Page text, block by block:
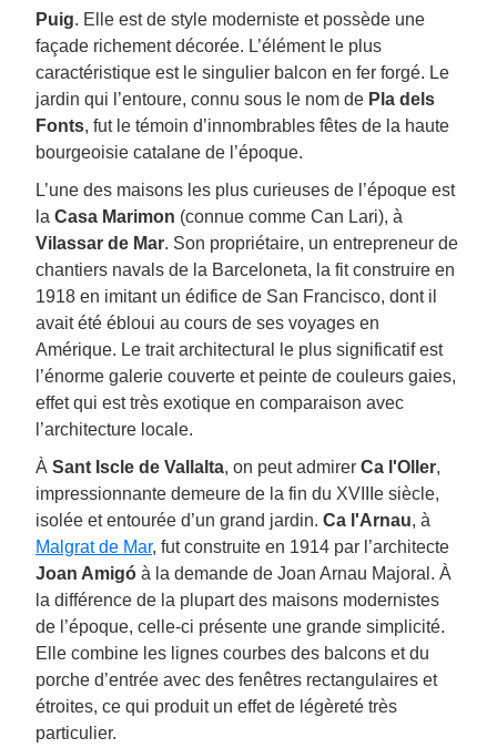
Puig. Elle est de style moderniste et possède une
façade richement décorée. L’élément le plus
caractéristique est le singulier balcon en fer forgé. Le
jardin qui l’entoure, connu sous le nom de Pla dels
Fonts, fut le témoin d’innombrables fêtes de la haute
bourgeoisie catalane de l’époque.
L’une des maisons les plus curieuses de l’époque est
la Casa Marimon (connue comme Can Lari), à
Vilassar de Mar. Son propriétaire, un entrepreneur de
chantiers navals de la Barceloneta, la fit construire en
1918 en imitant un édifice de San Francisco, dont il
avait été ébloui au cours de ses voyages en
Amérique. Le trait architectural le plus significatif est
l’énorme galerie couverte et peinte de couleurs gaies,
effet qui est très exotique en comparaison avec
l’architecture locale.
À Sant Iscle de Vallalta, on peut admirer Ca l'Oller,
impressionnante demeure de la fin du XVIIIe siècle,
isolée et entourée d’un grand jardin. Ca l'Arnau, à
Malgrat de Mar, fut construite en 1914 par l’architecte
Joan Amigó à la demande de Joan Arnau Majoral. À
la différence de la plupart des maisons modernistes
de l’époque, celle-ci présente une grande simplicité.
Elle combine les lignes courbes des balcons et du
porche d’entrée avec des fenêtres rectangulaires et
étroites, ce qui produit un effet de légèreté très
particulier.